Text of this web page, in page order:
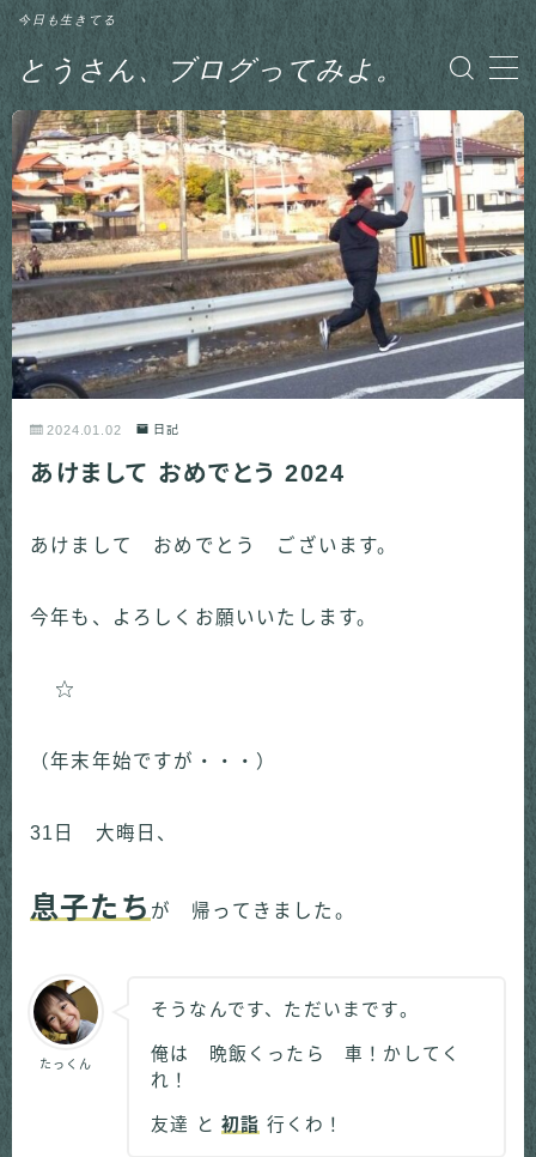
とうさん、ブログってみよ。
今日も生きてる
MENU
グルメ
日記
釣り
2024.01.02 日記
あけまして おめでとう 2024
あけまして おめでとう ございます。
今年も、よろしくお願いいたします。
（年末年始ですが・・・）
31日 大晦日、
息子たち が 帰ってきました。
たっくん
そうなんです、ただいまです。
俺は 晩飯くったら 車！かしてく
れ！
友達 と初詣 行くわ！